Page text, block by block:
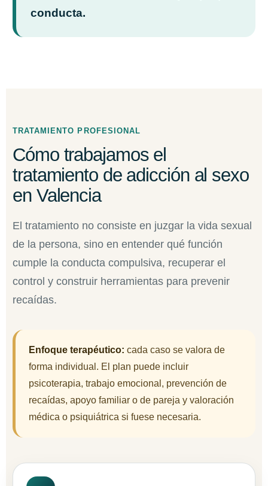
conducta.
TRATAMIENTO PROFESIONAL
Cómo trabajamos el
tratamiento de adicción al sexo
en Valencia
El tratamiento no consiste en juzgar la vida sexual
de la persona, sino en entender qué función
cumple la conducta compulsiva, recuperar el
control y construir herramientas para prevenir
recaídas.
Enfoque terapéutico: cada caso se valora de
forma individual. El plan puede incluir
psicoterapia, trabajo emocional, prevención de
recaídas, apoyo familiar o de pareja y valoración
médica o psiquiátrica si fuese necesaria.